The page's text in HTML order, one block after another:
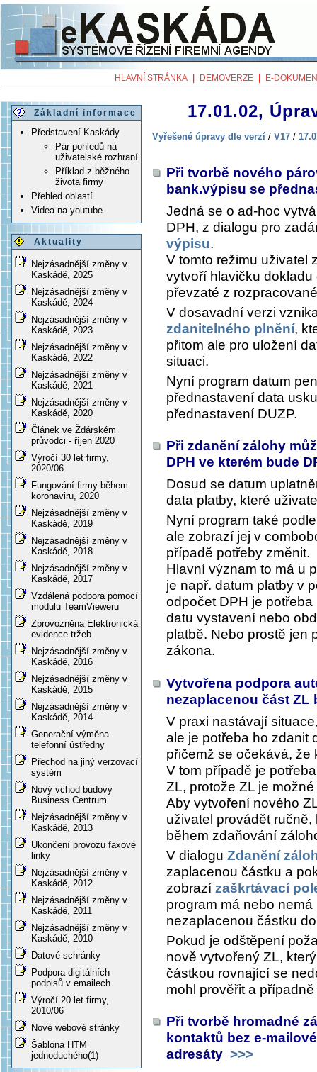
HLAVNÍ STRÁNKA DEMOVERZE E-
Základní informace
Představení Kaskády
Pár pohledů na
uživatelské rozhraní
Příklad z běžného
života firmy
Přehled oblastí
Videa na youtube
Aktuality
Nejzásadnější změny v
Kaskádě, 2025
Nejzásadnější změny v
Kaskádě, 2024
Nejzásadnější změny v
Kaskádě, 2023
Nejzásadnější změny v
Kaskádě, 2022
Nejzásadnější změny v
Kaskádě, 2021
Nejzásadnější změny v
Kaskádě, 2020
Článek ve Ždárském
průvodci - říjen 2020
Výročí 30 let firmy,
2020/06
Fungování firmy během
koronaviru, 2020
Nejzásadnější změny v
Kaskádě, 2019
Nejzásadnější změny v
Kaskádě, 2018
Nejzásadnější změny v
Kaskádě, 2017
Vzdálená podpora pomocí
modulu TeamVieweru
Zprovozněna Elektronická
evidence tržeb
Nejzásadnější změny v
Kaskádě, 2016
Nejzásadnější změny v
Kaskádě, 2015
Nejzásadnější změny v
Kaskádě, 2014
Generační výměna
telefonní ústředny
Přechod na jiný verzovací
systém
Nový vchod budovy
Business Centrum
Nejzásadnější změny v
Kaskádě, 2013
Ukončení provozu faxové
linky
Nejzásadnější změny v
Kaskádě, 2012
Nejzásadnější změny v
Kaskádě, 2011
Nejzásadnější změny v
Kaskádě, 2010
Datové schránky
Podpora digitálních
podpisů v emailech
Výročí 20 let firmy,
2010/06
Nové webové stránky
Šablona HTM
jednoduchého(1)
17.01.02,
Vyřešené úpravy dle verzí / V17 /
Při tvorbě nového
bank.výpisu se
Jedná se o ad-hoc
DPH, z dialogu pro
výpisu.
V tomto režimu uživatel
vytvoří hlavičku
převzaté z
V dosavadní verzi
zdanitelného plnění,
přitom ale pro uložení
situaci.
Nyní program datum
přednastavení data
přednastavení DUZP.
Při zdanění zálohy
DPH ve kterém bude
Dosud se datum
data platby, které
Nyní program také
ale zobrazí jej v
případě potřeby změnit.
Hlavní význam to má u
je např. datum platby v
odpočet DPH je
datu vystavení nebo
platbě. Nebo prostě jen
zákona.
Vytvořena podpora
nezaplacenou část
V praxi nastávají
ale je potřeba ho zdanit
přičemž se očekává,
V tom případě je
ZL, protože ZL je
Aby vytvoření nového
uživatel provádět
během zdaňování
V dialogu Zdanění
zaplacenou částku a
zobrazí zaškrtávací
program má nebo
nezaplacenou částku
Pokud je odštěpení
nově vytvořený ZL,
částkou rovnající se
mohl prověřit a
Při tvorbě hromadné
kontaktů bez e-
adresáty >>>